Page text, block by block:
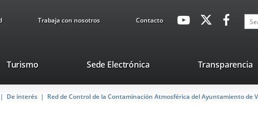
Trabaja con nosotros ContactoavaHeaderSocial
Link
Link
application.
TurismoThis
will
open
Sede ElectrónicaLink
external
application.
Transparencia
De interés
Red de Control de la Contaminación Atmosférica del Ayuntamiento de